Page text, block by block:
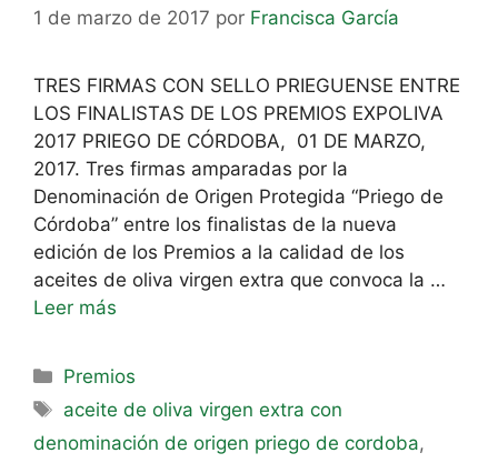
1 de marzo de 2017 por Francisca García
TRES FIRMAS CON SELLO PRIEGUENSE ENTRE
LOS FINALISTAS DE LOS PREMIOS EXPOLIVA
2017 PRIEGO DE CÓRDOBA, 01 DE MARZO,
2017. Tres firmas amparadas por la
Denominación de Origen Protegida “Priego de
Córdoba” entre los finalistas de la nueva
edición de los Premios a la calidad de los
aceites de oliva virgen extra que convoca la …
Leer más
Premios
aceite de oliva virgen extra con
denominación de origen priego de cordoba,